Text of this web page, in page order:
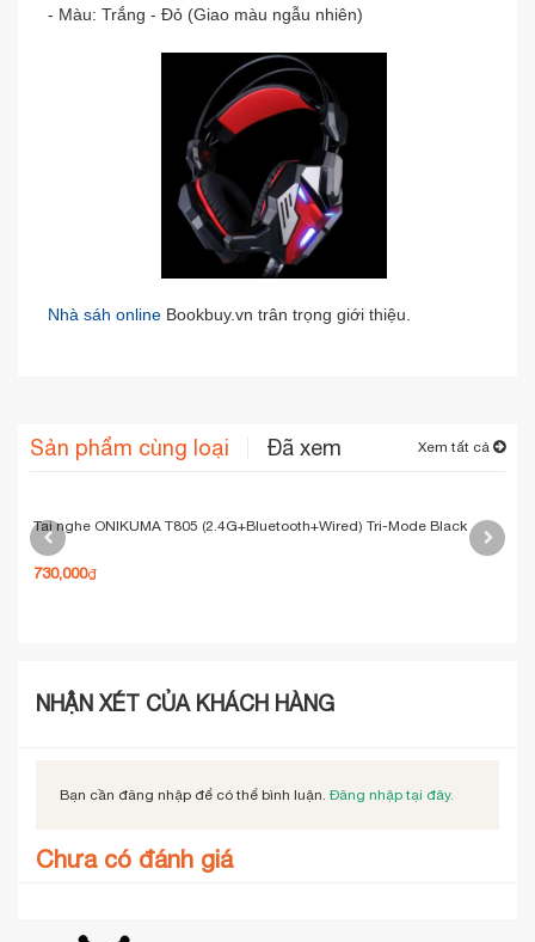
- Màu: Trắng - Đỏ (Giao màu ngẫu nhiên)
Nhà sáh online Bookbuy.vn trân trọng giới thiệu.
Sản phẩm cùng loại Đã xem Xem tất cả
Tai nghe ONIKUMA T805 (2.4G+Bluetooth+Wired) Tri-Mode Black
730,000₫
NHẬN XÉT CỦA KHÁCH HÀNG
Bạn cần đăng nhập để có thể bình luận. Đăng nhập tại đây.
Chưa có đánh giá